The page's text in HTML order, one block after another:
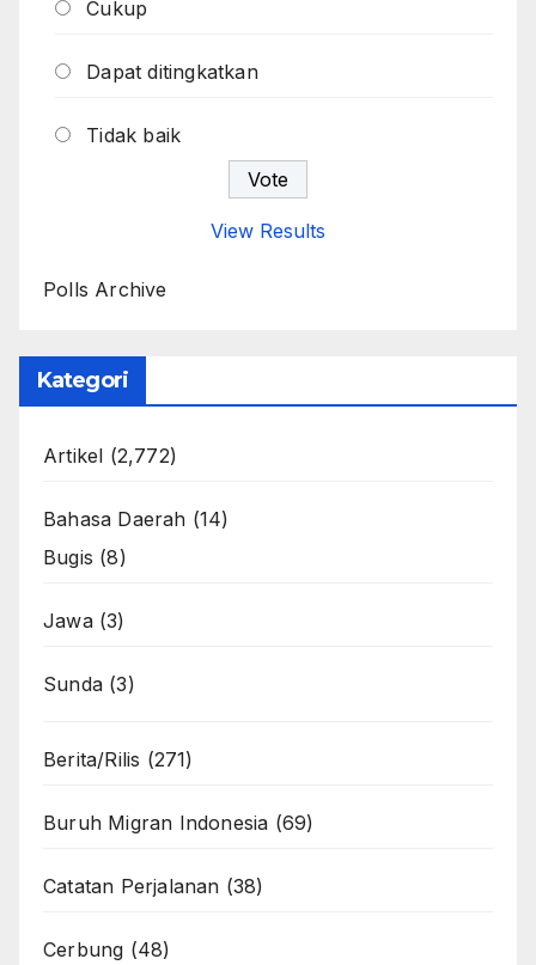
Cukup
Dapat ditingkatkan
Tidak baik
View Results
Polls Archive
Kategori
Artikel (2,772)
Bahasa Daerah (14)
Bugis (8)
Jawa(3)
Sunda (3)
Berita/Rilis (271)
Buruh Migran Indonesia (69)
Catatan Perjalanan (38)
Cerbung (48)